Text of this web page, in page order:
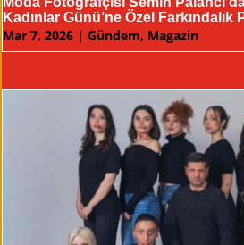
Kadınlar Günü’ne Özel Farkındalık
Mar 7, 2026 | Gündem, Magazin